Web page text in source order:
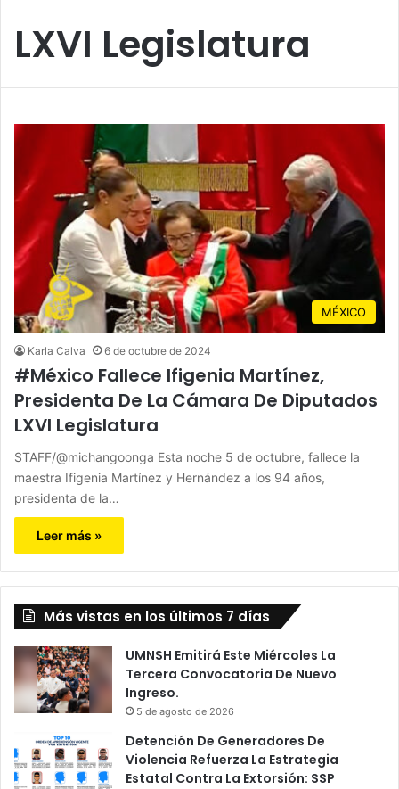
LXVI Legislatura
MÉXICO
Karla Calva 6 de octubre de 2024
#México Fallece Ifigenia Martínez,
Presidenta De La Cámara De Diputados
LXVI Legislatura
STAFF/@michangoonga Esta noche 5 de octubre, fallece la
maestra Ifigenia Martínez y Hernández a los 94 años,
presidenta de la…
Leer más »
Más vistas en los últimos 7 días
UMNSH Emitirá Este Miércoles La
Tercera Convocatoria De Nuevo
Ingreso.
5 de agosto de 2026
Detención De Generadores De
Violencia Refuerza La Estrategia
Estatal Contra La Extorsión: SSP